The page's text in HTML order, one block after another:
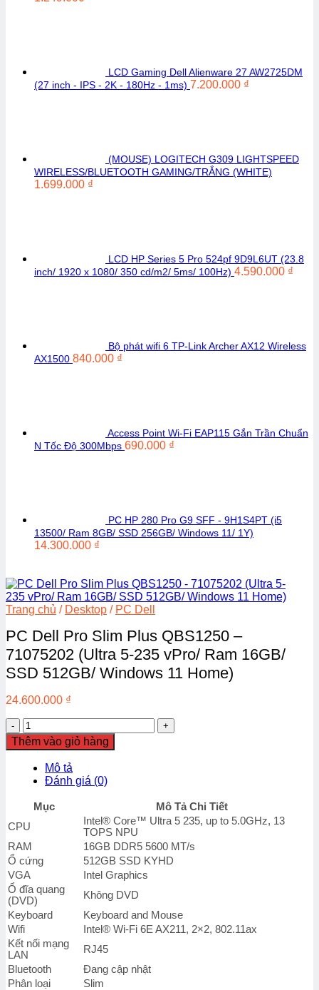
LCD Gaming Dell Alienware 27 AW2725DM
(27 inch - IPS - 2K - 180Hz - 1ms) 7.200.000 ₫
(MOUSE) LOGITECH G309 LIGHTSPEED
WIRELESS/BLUETOOTH GAMING/TRẮNG (WHITE)
1.699.000 ₫
LCD HP Series 5 Pro 524pf 9D9L6UT (23.8
inch/ 1920 x 1080/ 350 cd/m2/ 5ms/ 100Hz) 4.590.000 ₫
Bộ phát wifi 6 TP-Link Archer AX12 Wireless
AX1500 840.000 ₫
Access Point Wi-Fi EAP115 Gắn Trần Chuẩn
N Tốc Độ 300Mbps 690.000 ₫
PC HP 280 Pro G9 SFF - 9H1S4PT (i5
13500/ Ram 8GB/ SSD 256GB/ Windows 11/ 1Y)
14.300.000 ₫
Trang chủ / Desktop / PC Dell
PC Dell Pro Slim Plus QBS1250 –
71075202 (Ultra 5-235 vPro/ Ram 16GB/
SSD 512GB/ Windows 11 Home)
24.600.000 ₫
PC
Dell
Pro
QBS1250
71075202
(Ultra
235
vPro/
Ram
16GB/
SSD
512GB/
Windows
11
Home)
số
lượng
Thêm vào giỏ hàng
Mô tả
Đánh giá (0)
Mục
Mô Tả Chi Tiết
CPU
Intel® Core™ Ultra 5 235, up to 5.0GHz, 13
TOPS NPU
RAM
16GB DDR5 5600 MT/s
Ổ cứng
512GB SSD KYHD
VGA
Intel Graphics
Ổ đĩa quang
(DVD)
Không DVD
Keyboard
Keyboard and Mouse
Wifi
Intel® Wi-Fi 6E AX211, 2×2, 802.11ax
Kết nối mạng
LAN
RJ45
Bluetooth
Đang cập nhật
Phân loại
Slim